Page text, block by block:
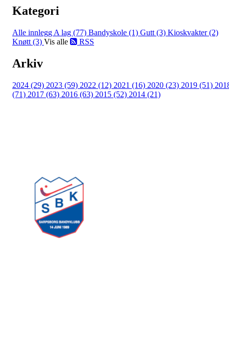
Kategori
Alle innlegg A lag (77) Bandyskole (1) Gutt (3) Kioskvakter (2)
Knøtt (3) Vis alle RSS
Arkiv
2024 (29) 2023 (59) 2022 (12) 2021 (16) 2020 (23) 2019 (51)
(71) 2017 (63) 2016 (63) 2015 (52) 2014 (21)